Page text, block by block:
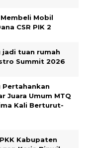
Mobil
CSR PIK 2
jadi tuan rumah
Summit 2026
Pertahankan
Juara Umum MTQ
Kali Berturut-
Kabupaten